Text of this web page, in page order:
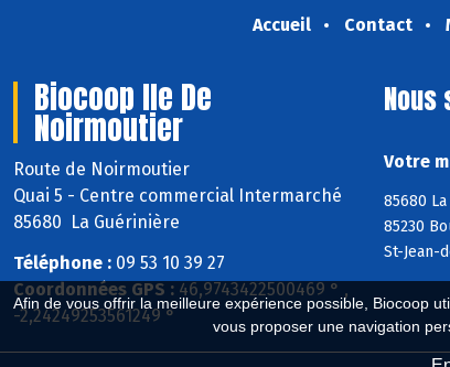
Afin de vous offrir la meilleure expérience possible, Biocoop
vous proposer une navigation
Accueil Contact
Biocoop Ile De
Noirmoutier
Route de Noirmoutier
Quai 5 - Centre commercial Intermarché
85680 La Guérinière
Téléphone : 09 53 10 39 27
Coordonnées GPS : 46,9743422500469 ° ,
-2,24249253561249 °
Votre
85680
85230
St-Jean-